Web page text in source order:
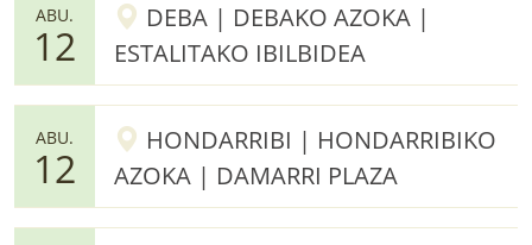
ABU.
12
DEBA | DEBAKO AZOKA |
ESTALITAKO IBILBIDEA
ABU.
12
HONDARRIBI | HONDARRIBIKO
AZOKA | DAMARRI PLAZA